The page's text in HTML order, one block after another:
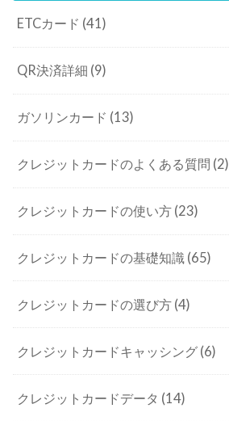
ETCカード (41)
QR決済詳細 (9)
ガソリンカード (13)
クレジットカードのよくある質問 (2)
クレジットカードの使い方 (23)
クレジットカードの基礎知識 (65)
クレジットカードの選び方 (4)
クレジットカードキャッシング (6)
クレジットカードデータ (14)